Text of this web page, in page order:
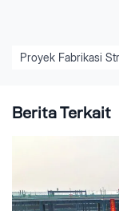
Berita Terkait